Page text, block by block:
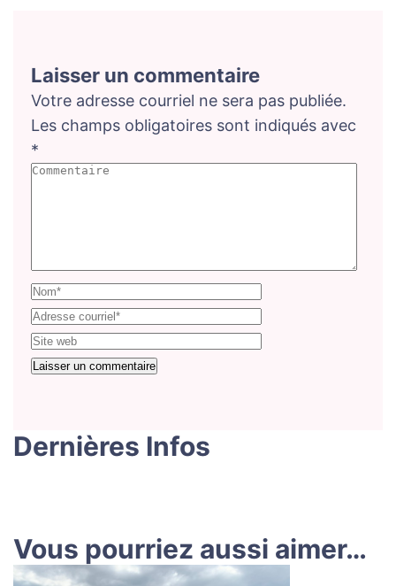
Laisser un commentaire
Votre adresse courriel ne sera pas publiée.
Les champs obligatoires sont indiqués avec
*
Dernières Infos
Vous pourriez aussi aimer…